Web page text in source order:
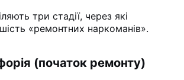
три стадії, через які
«ремонтних наркоманів».
(початок ремонту)